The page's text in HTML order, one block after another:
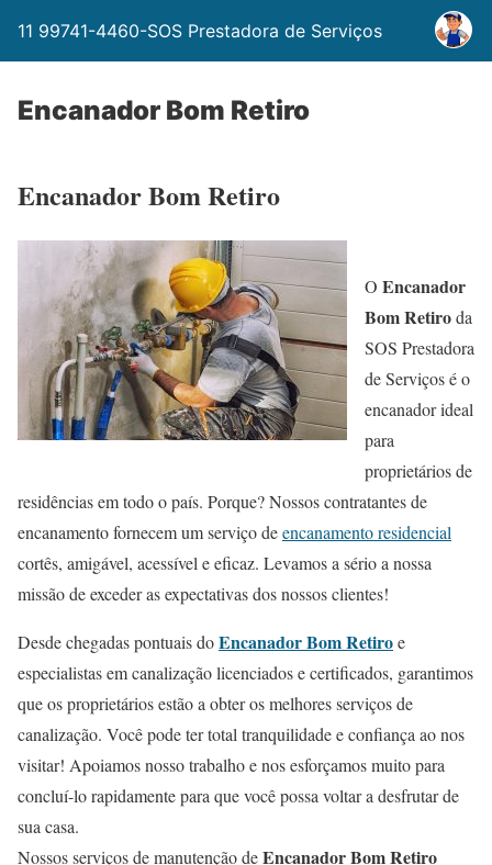
11 99741-4460-SOS Prestadora de Serviços
Encanador Bom Retiro
Encanador Bom Retiro
O Encanador
Bom Retiroda
SOS Prestadora
de Serviços é o
encanador ideal
para
proprietários de
residências em todo o país. Porque? Nossos contratantes de
encanamento fornecem um serviço deencanamento residencial
cortês, amigável, acessível e eficaz. Levamos a sério a nossa
missão de exceder as expectativas dos nossos clientes!
Desde chegadas pontuais doEncanador Bom Retiroe
especialistas em canalização licenciados e certificados, garantimos
que os proprietários estão a obter os melhores serviços de
canalização. Você pode ter total tranquilidade e confiança ao nos
visitar! Apoiamos nosso trabalho e nos esforçamos muito para
concluí-lo rapidamente para que você possa voltar a desfrutar de
sua casa.
Nossos serviços de manutenção deEncanador Bom Retiro